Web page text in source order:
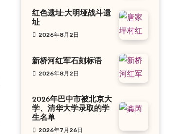
红色遗址:大明垭战斗遗
址
2026年8月2日
新桥河红军石刻标语
2026年8月2日
2026年巴中市被北京大
学、清华大学录取的学
生名单
2026年7月26日